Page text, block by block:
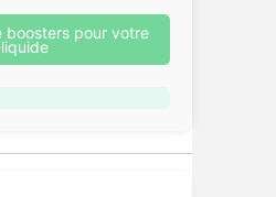
boosters pour votre